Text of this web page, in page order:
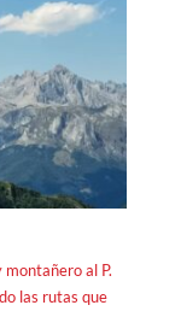
al P.
las rutas que